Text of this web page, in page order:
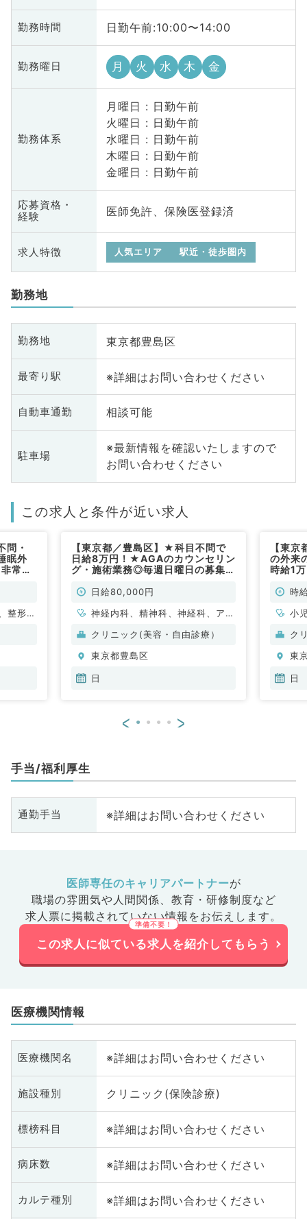
勤務時間 日勤午前:10:00〜14:00
勤務曜日 月 火 水 木 金
勤務体系
月曜日 : 日勤午前
火曜日 : 日勤午前
水曜日 : 日勤午前
木曜日 : 日勤午前
金曜日 : 日勤午前
応募資格・
経験
医師免許、保険医登録済
求人特徴 人気エリア 駅近・徒歩圏内
勤務地
勤務地 東京都豊島区
最寄り駅 ※詳細はお問い合わせください
自動車通勤 相談可能
駐車場
※最新情報を確認いたしますので
お問い合わせください
この求人と条件が近い求人
問・
眠外
常
整形外
【東京都／豊島区】★科目不問で
日給8万円！★AGAのカウンセリン
グ・施術業務◎毎週日曜日の募集◎
常勤）日給80,000円
神経内科、精神科、神経科、アレ
ルギー科、リウマチ科、小児科、
脳神経外科、呼吸器外科、心臓血
管外科、小児外科、皮膚科、泌尿
放射線科、リハビリテーション
科系全般、一般外科、消化器外
科、乳腺外科、総合診療科、美容
系、膠原病科、スポーツ整形外
科、大腸・肛門外科、その他、産
業医、科目不問
クリニック(美容・自由診療）
東京都豊島区
日
【東
の外
時給1
談可時
小
ク
東
日
< >
手当/福利厚生
通勤手当 ※詳細はお問い合わせください
医師専任のキャリアパートナーが
職場の雰囲気や人間関係、 教育・研修制度など
求人票に掲載されていない情報をお伝えします。
この求人に似ている求人を紹介してもらう
医療機関情報
医療機関名 ※詳細はお問い合わせください
施設種別 クリニック(保険診療)
標榜科目 ※詳細はお問い合わせください
病床数 ※詳細はお問い合わせください
カルテ種別 ※詳細はお問い合わせください